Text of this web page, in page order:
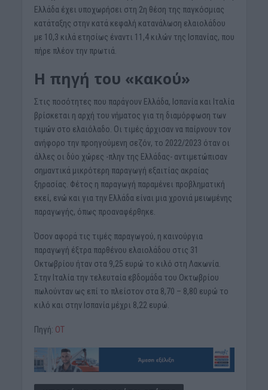
Ελλάδα έχει υποχωρήσει στη 2η θέση της παγκόσμιας
κατάταξης στην κατά κεφαλή κατανάλωση ελαιολάδου
με 10,3 κιλά ετησίως έναντι 11,4 κιλών της Ισπανίας, που
πήρε πλέον την πρωτιά.
Η πηγή του «κακού»
Στις ποσότητες που παράγουν Ελλάδα, Ισπανία και Ιταλία
βρίσκεται η αρχή του νήματος για τη διαμόρφωση των
τιμών στο ελαιόλαδο. Οι τιμές άρχισαν να παίρνουν τον
ανήφορο την προηγούμενη σεζόν, το 2022/2023 όταν οι
άλλες οι δύο χώρες -πλην της Ελλάδας- αντιμετώπισαν
σημαντικά μικρότερη παραγωγή εξαιτίας ακραίας
ξηρασίας. Φέτος η παραγωγή παραμένει προβληματική
εκεί, ενώ και για την Ελλάδα είναι μια χρονιά μειωμένης
παραγωγής, όπως προαναφέρθηκε.
Όσον αφορά τις τιμές παραγωγού, η καινούργια
παραγωγή έξτρα παρθένου ελαιολάδου στις 31
Οκτωβρίου ήταν στα 9,25 ευρώ το κιλό στη Λακωνία.
Στην Ιταλία την τελευταία εβδομάδα του Οκτωβρίου
πωλούνταν ως επί το πλείστον στα 8,70 – 8,80 ευρώ το
κιλό και στην Ισπανία μέχρι 8,22 ευρώ.
Πηγή: OT